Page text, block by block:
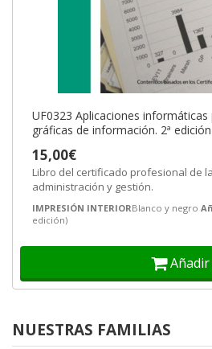
UF0323 Aplicaciones
gráficas de información. 2ª edición
15,00€
Libro del certificado profesional de
administración y gestión.
IMPRESIÓN INTERIORBlanco y negro
edición)
Añadir
NUESTRAS FAMILIAS